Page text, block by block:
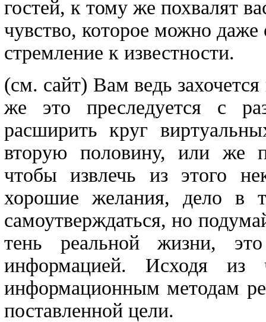
гостей, к тому же похвалят
чувство, которое можно
стремление к известности.
(см. сайт) Вам ведь
же это преследуется с
расширить круг
вторую половину, или же
чтобы извлечь из этого
хорошие желания, дело в
самоутверждаться, но
тень реальной жизни,
информацией. Исходя
информационным методам
поставленной цели.